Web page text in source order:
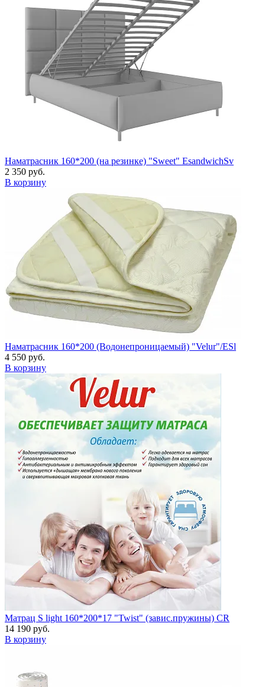
Наматрасник 160*200 (на резинке) "Sweet" EsandwichSv
2 350 руб.
В корзину
Наматрасник 160*200 (Водонепроницаемый) "Velur"/ESl
4 550 руб.
В корзину
Матрац S light 160*200*17 "Twist" (завис.пружины) CR
14 190 руб.
В корзину